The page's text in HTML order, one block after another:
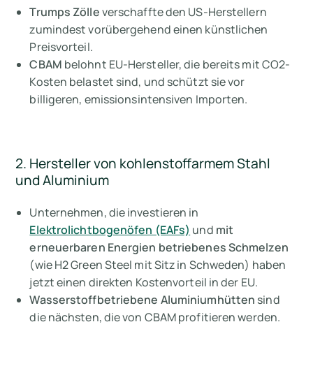
Trumps Zölleverschaffte den US-Herstellern
zumindest vorübergehend einen künstlichen
Preisvorteil.
CBAM belohnt EU-Hersteller, die bereits mit CO2-
Kosten belastet sind, und schützt sie vor
billigeren, emissionsintensiven Importen.
2. Hersteller von kohlenstoffarmem Stahl
und Aluminium
Unternehmen, die investieren in
Elektrolichtbogenöfen (EAFs) und mit
erneuerbaren Energien betriebenes Schmelzen
(wie H2 Green Steel mit Sitz in Schweden) haben
jetzt einen direkten Kostenvorteil in der EU.
Wasserstoffbetriebene Aluminiumhütten sind
die nächsten, die von CBAM profitieren werden.